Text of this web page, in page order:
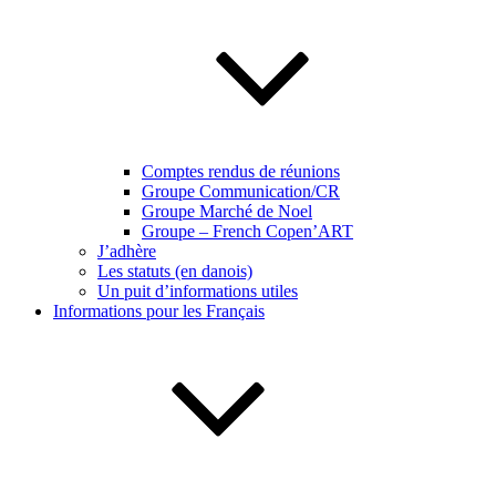
Comptes rendus de réunions
Groupe Communication/CR
Groupe Marché de Noel
Groupe – French Copen’ART
J’adhère
Les statuts (en danois)
Un puit d’informations utiles
Informations pour les Français